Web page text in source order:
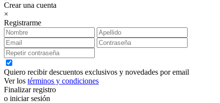
Crear una cuenta
×
Registrarme
Quiero recibir descuentos exclusivos y novedades por email
Ver los términos y condiciones
Finalizar registro
o iniciar sesión